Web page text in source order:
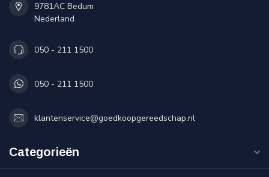
9781AC Bedum
Nederland
050 - 211 1500
050 - 211 1500
klantenservice@goedkoopgereedschap.nl
Categorieën